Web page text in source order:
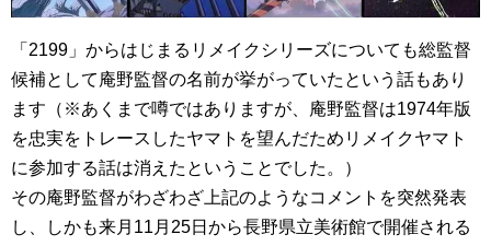
「2199」からはじまるリメイクシリーズについても総監督
候補として庵野監督の名前が挙がっていたという話もあり
ます（※あくまで噂ではありますが、庵野監督は1974年版
を忠実をトレースしたヤマトを望んだためリメイクヤマト
に参加する話は消えたということでした。）
その庵野監督がわざわざ上記のようなコメントを突然発表
し、しかも来月11月25日から長野県立美術館で開催される